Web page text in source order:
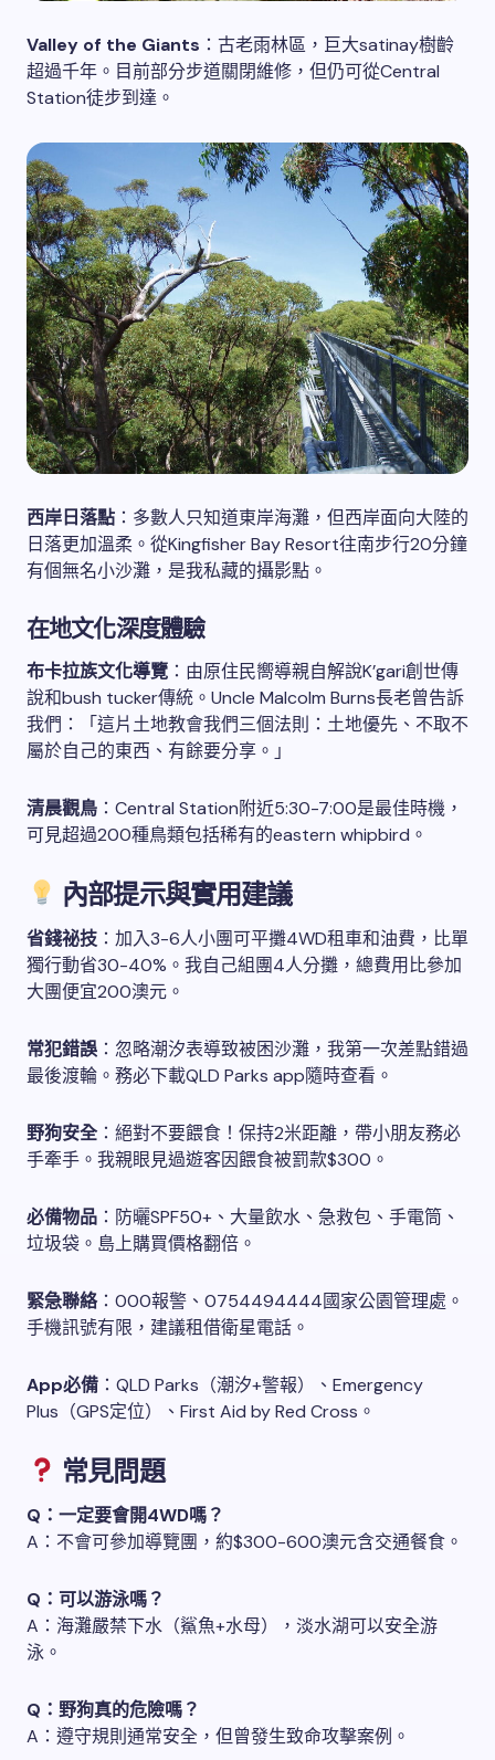
Valley of the Giants ：古老雨林區，巨大satinay樹齡
超過千年。目前部分步道關閉維修，但仍可從Central
Station徒步到達。
西岸日落點 ：多數人只知道東岸海灘，但西岸面向大陸的
日落更加溫柔。從Kingfisher Bay Resort往南步行20分鐘
有個無名小沙灘，是我私藏的攝影點。
在地文化深度體驗
布卡拉族文化導覽 ：由原住民嚮導親自解說K’gari創世傳
說和bush tucker傳統。Uncle Malcolm Burns長老曾告訴
我們：「這片土地教會我們三個法則：土地優先、不取不
屬於自己的東西、有餘要分享。」
清晨觀鳥 ：Central Station附近5:30-7:00是最佳時機，
可見超過200種鳥類包括稀有的eastern whipbird。
內部提示與實用建議
省錢祕技 ：加入3-6人小團可平攤4WD租車和油費，比單
獨行動省30-40%。我自己組團4人分攤，總費用比參加
大團便宜200澳元。
常犯錯誤 ：忽略潮汐表導致被困沙灘，我第一次差點錯過
最後渡輪。務必下載QLD Parks app隨時查看。
野狗安全 ：絕對不要餵食！保持2米距離，帶小朋友務必
手牽手。我親眼見過遊客因餵食被罰款$300。
必備物品 ：防曬SPF50+、大量飲水、急救包、手電筒、
垃圾袋。島上購買價格翻倍。
緊急聯絡：000報警、0754494444國家公園管理處。
手機訊號有限，建議租借衛星電話。
App必備 ：QLD Parks（潮汐+警報）、Emergency
Plus（GPS定位）、First Aid by Red Cross。
常見問題
Q：一定要會開4WD嗎？
A：不會可參加導覽團，約$300-600澳元含交通餐食。
Q：可以游泳嗎？
A：海灘嚴禁下水（鯊魚+水母），淡水湖可以安全游
泳。
Q：野狗真的危險嗎？
A：遵守規則通常安全，但曾發生致命攻擊案例。